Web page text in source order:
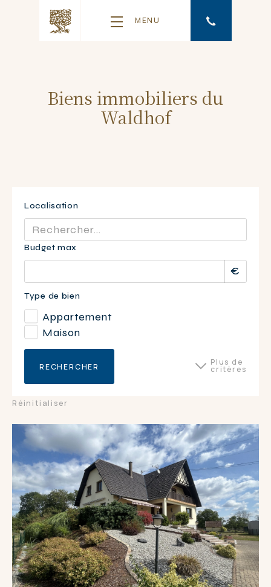
MENU
Biens immobiliers du
Waldhof
Localisation
Plus de
critères
RECHERCHER
Budget max
Type de bien
Appartement
Maison
Surface du bien
Nombre de pièces
3 4 5 5+
DPE
E
GES
D E
Réinitialiser